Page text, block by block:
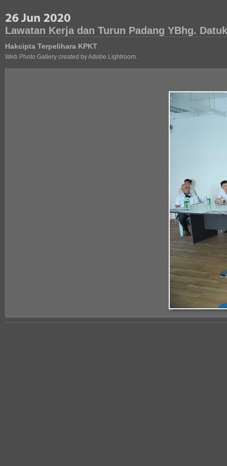
Lawatan Kerja dan Turun Padang YBhg.
Hakcipta Terpelihara KPKT
Web Photo Gallery created by Adobe Lightroom.